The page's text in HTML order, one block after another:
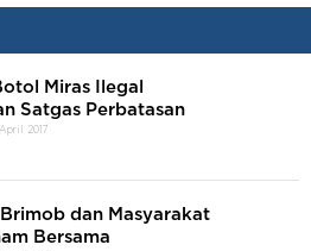
Miras Ilegal
Satgas Perbatasan
2017
dan Masyarakat
Bersama